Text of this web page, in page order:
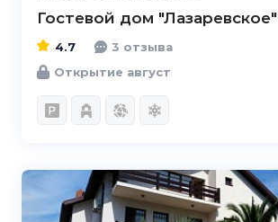
Гостевой дом "Лазаревское"
4.7
3 отзыва
Открытие август